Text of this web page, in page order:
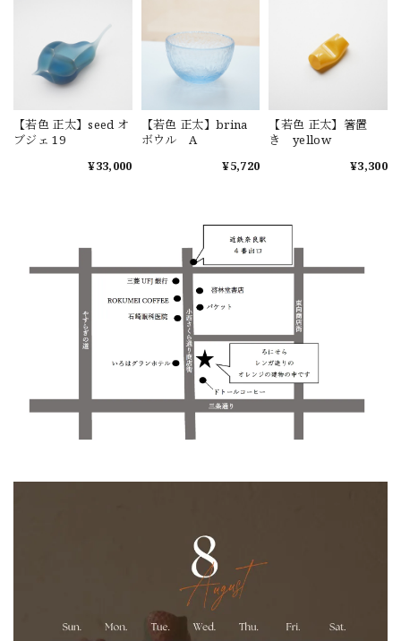
【若色 正太】seed オ
ブジェ 19
¥33,000
【若色 正太】brina
ボウル A
¥5,720
【若色 正太】箸置
き yellow
¥3,300